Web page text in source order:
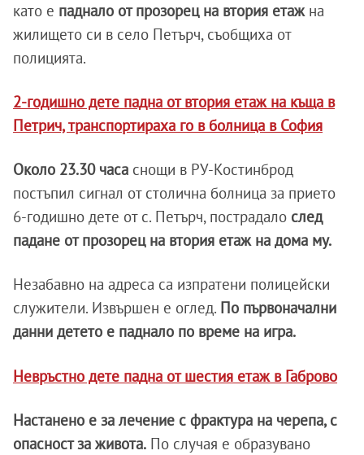
като е паднало от прозорец на втория етажна
жилището си в село Петърч, съобщиха от
полицията.
2-годишно дете падна от втория етаж на къща в
Петрич, транспортираха го в болница в София
Около 23.30 часа снощи в РУ-Костинброд
постъпил сигнал от столична болница за прието
6-годишно дете от с. Петърч, пострадало след
падане от прозорец на втория етаж на дома му.
Незабавно на адреса са изпратени полицейски
служители. Извършен е оглед. По първоначални
данни детето е паднало по време на игра.
Невръстно дете падна от шестия етаж в Габрово
Настанено е за лечение с фрактура на черепа, с
опасност за живота. По случая е образувано